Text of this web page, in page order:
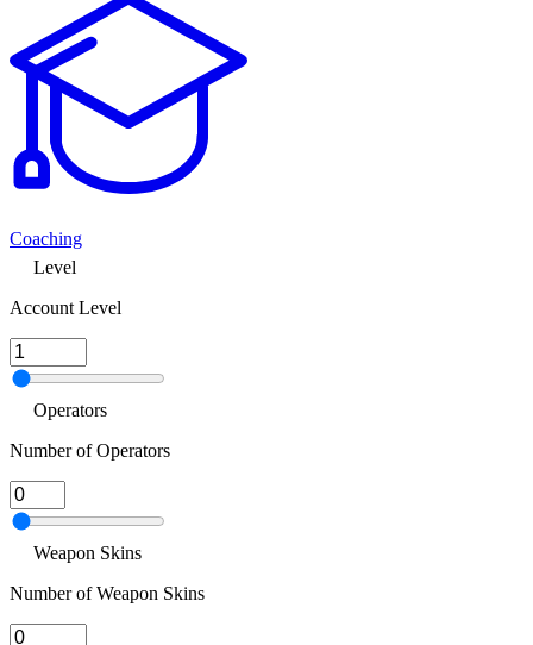
Coaching
Level
Account Level
Operators
Number of Operators
Weapon Skins
Number of Weapon Skins